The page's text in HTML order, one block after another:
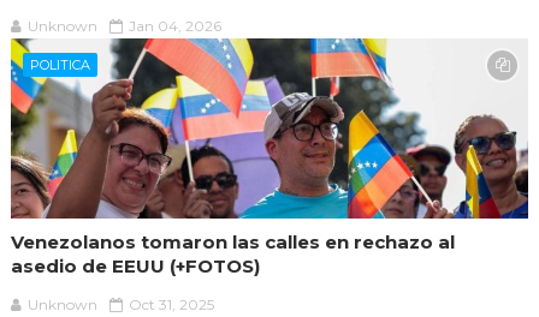
Unknown Jan 04, 2026
POLITICA
Venezolanos tomaron las calles en rechazo al
asedio de EEUU (+FOTOS)
Unknown Oct 31, 2025